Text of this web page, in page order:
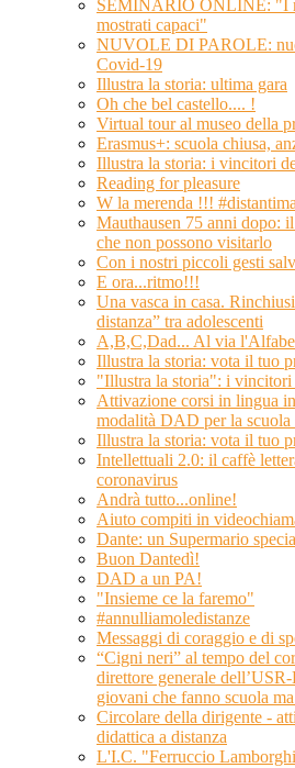
SEMINARIO ONLINE: "I
mostrati capaci"
NUVOLE DI PAROLE:
Covid-19
Illustra la storia: ultima gara
Oh che bel castello.... !
Virtual tour al museo della
Erasmus+: scuola chiusa,
Illustra la storia: i vincitori
Reading for pleasure
W la merenda !!!
Mauthausen 75 anni dopo:
che non possono visitarlo
Con i nostri piccoli gesti
E ora...ritmo!!!
Una vasca in casa.
distanza” tra adolescenti
A,B,C,Dad... Al via
Illustra la storia: vota il tuo
"Illustra la storia": i vincitori
Attivazione corsi in lingua
modalità DAD per la scuola
Illustra la storia: vota il tuo
Intellettuali 2.0: il caffè
coronavirus
Andrà tutto...online!
Aiuto compiti in
Dante: un Supermario
Buon Dantedì!
DAD a un PA!
"Insieme ce la faremo"
#annulliamoledistanze
Messaggi di coraggio e di
“Cigni neri” al tempo del
direttore generale
giovani che fanno scuola
Circolare della dirigente -
didattica a distanza
L'I.C. "Ferruccio